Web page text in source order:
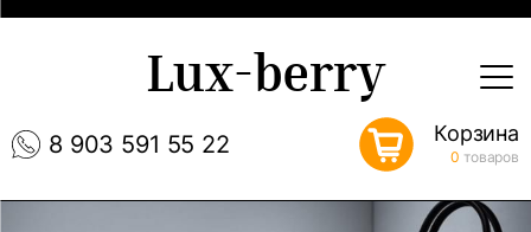
8 903 591 55 22
Lux-berry
Корзина
0 товаров